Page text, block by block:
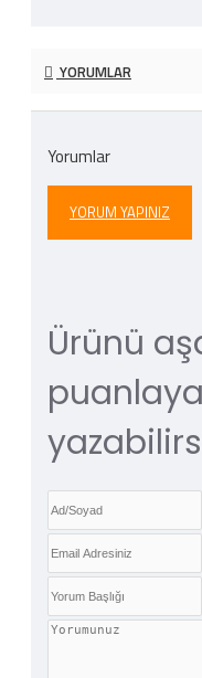
YORUMLAR
Yorumlar
YORUM YAPINIZ
Ürünü